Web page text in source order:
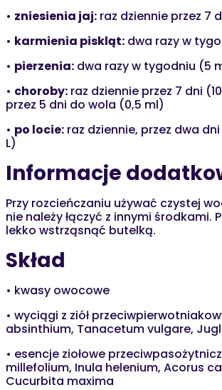
• zniesienia jaj: raz dziennie przez 7
• karmienia piskląt: dwa razy w
• pierzenia: dwa razy w tygodniu (5
• choroby: raz dziennie przez 7 dni
przez 5 dni do wola (0,5 ml)
• po locie: raz dziennie, przez dwa
L)
Informacje
Przy rozcieńczaniu używać czystej
nie należy łączyć z innymi środkami.
lekko wstrząsnąć butelką.
Skład
• kwasy owocowe
• wyciągi z ziół
absinthium, Tanacetum vulgare,
• esencje ziołowe
millefolium, Inula helenium, Acorus
Cucurbita maxima